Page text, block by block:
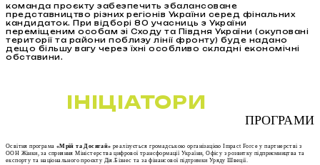
команда проєкту забезпечить збалансоване
представництво різних регіонів України серед фінальних
кандидаток. При відборі 80 учасниць з України
переміщеним особам зі Сходу та Півдня України (окуповані
території та райони поблизу лінії фронту) буде надано
дещо більшу вагу через їхні особливо складні економічні
обставини.
ІНІЦІАТОРИ
ПРОГРАМИ
Освітня програма «Мрій та Досягай» реалізується громадською організацією Impact Force у партнерстві з
ООН Жінки, за сприяння Міністерства цифрової трансформації України, Офісу з розвитку підприємництва та
експорту та національного проєкту Дія.Бізнес та за фінансової підтримки Уряду Швеції.